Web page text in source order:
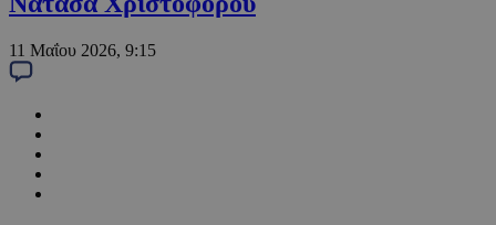
11 Μαΐου 2026, 9:15